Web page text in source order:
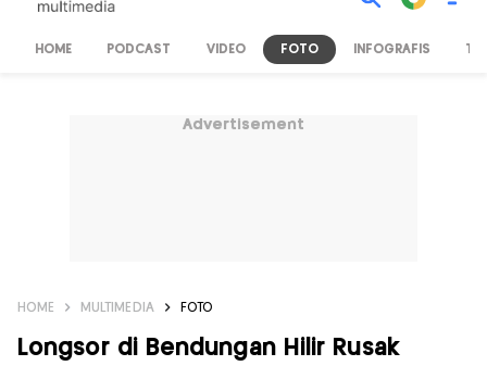
HOME PODCAST VIDEO FOTO INFOGRAFIS TV
Advertisement
HOME MULTIMEDIA FOTO
Longsor di Bendungan Hilir Rusak